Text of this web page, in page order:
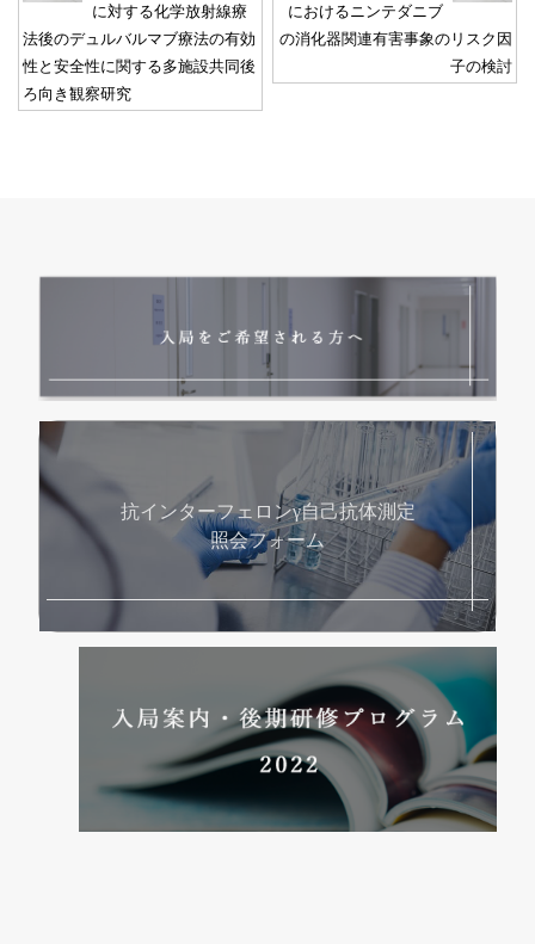
に対する化学放射線療
法後のデュルバルマブ療法の有効
性と安全性に関する多施設共同後
ろ向き観察研究
におけるニンテダニブ
の消化器関連有害事象のリスク因
子の検討
抗インターフェロンγ自己抗体測定
照会フォーム